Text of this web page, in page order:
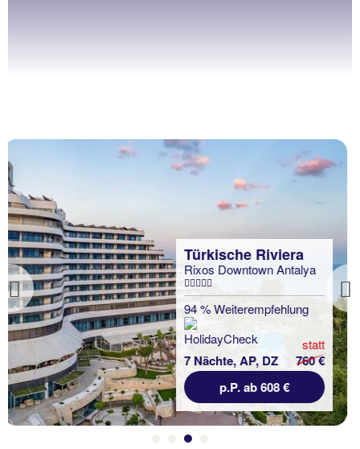
Previous